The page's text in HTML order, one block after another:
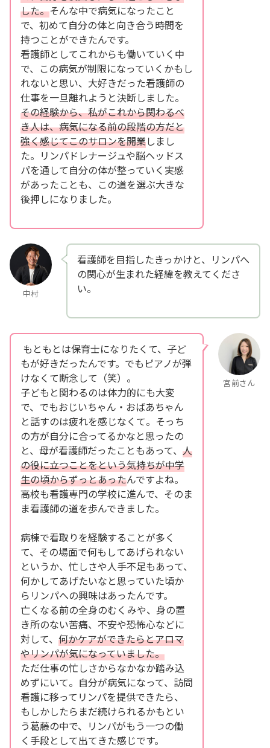
した。そんな中で病気になったこと
で、初めて自分の体と向き合う時間を
持つことができたんです。
看護師としてこれからも働いていく中
で、この病気が制限になっていくかもし
れないと思い、大好きだった看護師の
仕事を一旦離れようと決断しました。
その経験から、私がこれから関わるべ
き人は、病気になる前の段階の方だと
強く感じてこのサロンを開業しまし
た。リンパドレナージュや脳ヘッドス
パを通して自分の体が整っていく実感
があったことも、この道を選ぶ大きな
後押しになりました。
中村
看護師を目指したきっかけと、リンパへ
の関心が生まれた経緯を教えてくださ
い。
宮前さん
もともとは保育士になりたくて、子ど
もが好きだったんです。でもピアノが弾
けなくて断念して（笑）。
子どもと関わるのは体力的にも大変
で、でもおじいちゃん・おばあちゃん
と話すのは疲れを感じなくて。そっち
の方が自分に合ってるかなと思ったの
と、母が看護師だったこともあって、 人
の役に立つことをという気持ちが中学
生の頃からずっとあったんですよね。
高校も看護専門の学校に進んで、そのま
ま看護師の道を歩んできました。
病棟で看取りを経験することが多く
て、その場面で何もしてあげられない
というか、忙しさや人手不足もあって、
何かしてあげたいなと思っていた頃か
らリンパへの興味はあったんです。
亡くなる前の全身のむくみや、身の置
き所のない苦痛、不安や恐怖心などに
対して、 何かケアができたらとアロマ
やリンパが気になっていました。
ただ仕事の忙しさからなかなか踏み込
めずにいて。自分が病気になって、訪問
看護に移ってリンパを提供できたら、
もしかしたらまだ続けられるかもとい
う葛藤の中で、リンパがもう一つの働
く手段として出てきた感じです。